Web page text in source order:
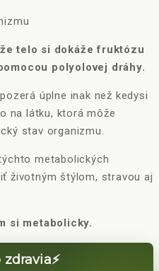
telo si dokáže fruktózu
polyolovej dráhy.
úplne inak než kedysi
na látku, ktorá môže
stav organizmu.
metabolických
životným štýlom, stravou aj
si metabolicky.